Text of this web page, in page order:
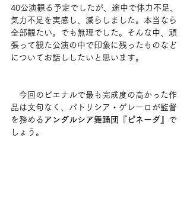
40公演観る予定でしたが、途中で体力不足、
気力不足を実感し、減らしました。本当なら
全部観たい。でも無理でした。そんな中、頑
張って観た公演の中で印象に残ったものなど
についてお話ししたいと思います。
今回のビエナルで最も完成度の高かった作
品は文句なく、パトリシア・ゲレーロが監督
を務める アンダルシア舞踊団『ピネーダ』 で
しょう。